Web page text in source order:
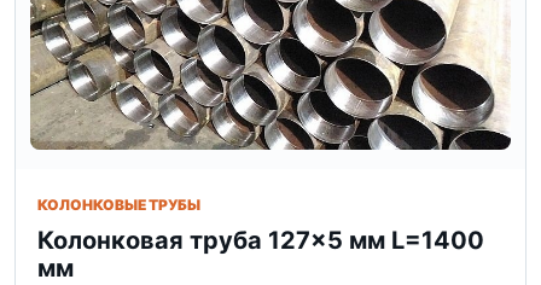
КОЛОНКОВЫЕ ТРУБЫ
Колонковая труба 127×5 мм L=1400
мм